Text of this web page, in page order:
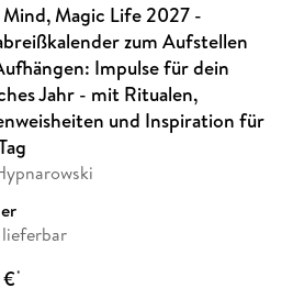
Magic Life 2027 -
zum Aufstellen
Impulse für dein
Jahr - mit Ritualen,
und Inspiration für
*